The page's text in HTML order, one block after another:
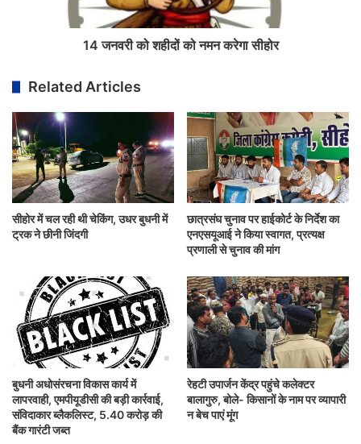
14 जनवरी को शहीदों को नमन करेगा सीहोर
Related Articles
सीहोर में चल रही थी चेकिंग, उधर बुधनी में
ट्रक ने छीनी जिंदगी
छात्रसंघ चुनाव पर हाईकोर्ट के निर्देश का
एनएसयूआई ने किया स्वागत, प्रत्यक्ष
प्रणाली से चुनाव की मांग
बुधनी अधोसंरचना विकास कार्य में
लापरवाही, एमपीयूडीसी की बड़ी कार्रवाई,
संविदाकार ब्लैकलिस्ट, 5.40 करोड़ की
बैंक गारंटी जब्त
रेहटी उपार्जन केंद्र पहुंचे कलेक्टर
बालागुरु, बोले- किसानों के नाम पर व्यापारी
न बेच पाएं मूंग